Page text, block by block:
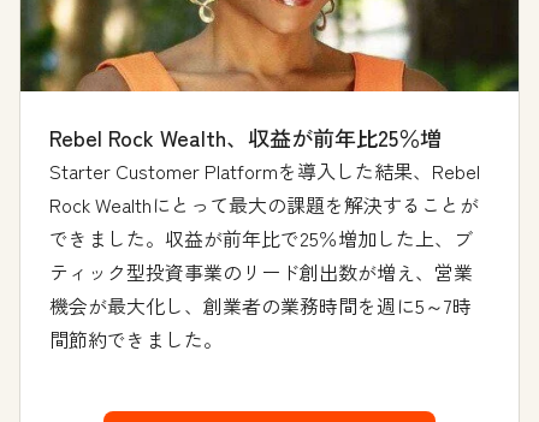
Rebel Rock Wealth、収益が前年比25％増
Starter Customer Platformを導入した結果、Rebel
Rock Wealthにとって最大の課題を解決することが
できました。収益が前年比で25％増加した上、ブ
ティック型投資事業のリード創出数が増え、営業
機会が最大化し、創業者の業務時間を週に5～7時
間節約できました。